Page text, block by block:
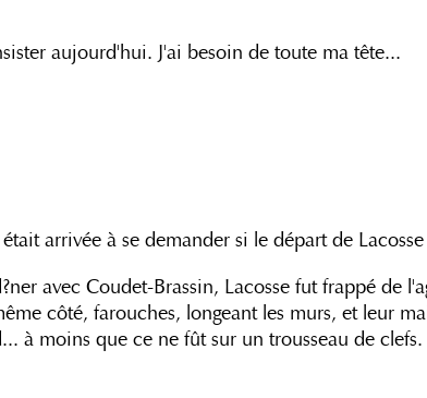
aujourd'hui. J'ai besoin de toute ma tête...
arrivée à se demander si le départ de
avec Coudet-Brassin, Lacosse fut frappé
côté, farouches, longeant les murs, et leur
à moins que ce ne fût sur un trousseau de